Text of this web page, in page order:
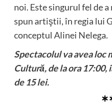
noi. Este singurul fel de
spun artiştii, în regia lui
conceptul Alinei Nelega.
Spectacolul va avea loc
Cultură, de la ora
de 15 lei.